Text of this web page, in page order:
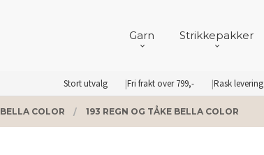
Stort utvalg Fri frakt over 799,- Rask levering
Garn Strikkepakker
BELLA COLOR 193 REGN OG TÅKE BELLA COLOR